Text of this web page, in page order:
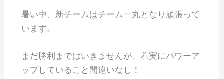
暑い中、新チームはチーム一丸となり頑張って
います。
まだ勝利まではいきませんが、着実にパワーア
ップしていること間違いなし！